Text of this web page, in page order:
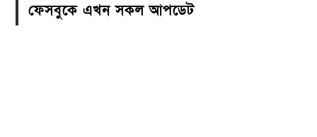
ফেসবুকে এখন সকল আপডেট